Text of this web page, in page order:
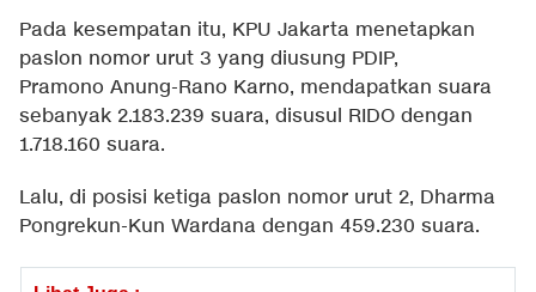
Pada kesempatan itu, KPU Jakarta menetapkan
paslon nomor urut 3 yang diusung PDIP,
Pramono Anung-Rano Karno, mendapatkan suara
sebanyak 2.183.239 suara, disusul RIDO dengan
1.718.160 suara.
Lalu, di posisi ketiga paslon nomor urut 2, Dharma
Pongrekun-Kun Wardana dengan 459.230 suara.